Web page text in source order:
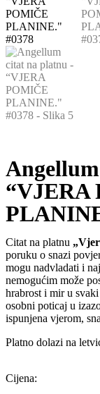
“VJERA
Citat na platnu
poruku o snazi
mogu nadvladati i
nemogućim može
hrabrost i mir u
osobni poticaj u
ispunjena vjerom,
Platno dolazi na
Cijena: